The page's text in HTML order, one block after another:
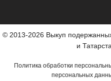
© 2013-2026 Выкуп
и
Политика обработки
персональных